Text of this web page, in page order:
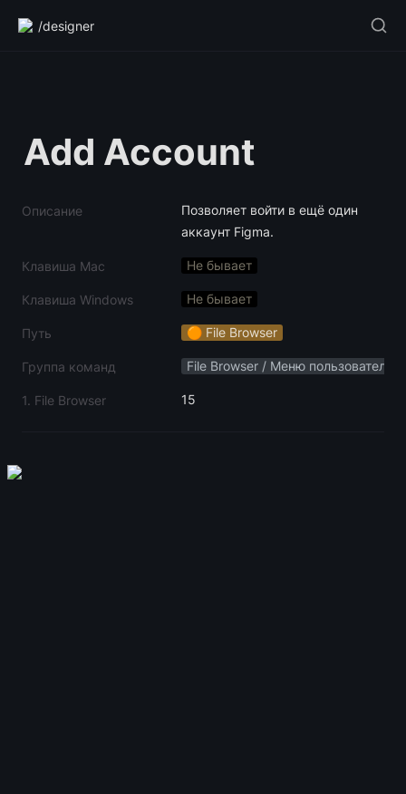
/designer
Add Account
Описание
Позволяет войти в ещё один
аккаунт Figma.
Клавиша Mac Не бывает
Клавиша Windows Не бывает
Путь 🟠 File Browser
Группа команд File Browser / Меню пользователя
1. File Browser 15